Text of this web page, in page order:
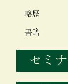
略歴
書籍
セミ